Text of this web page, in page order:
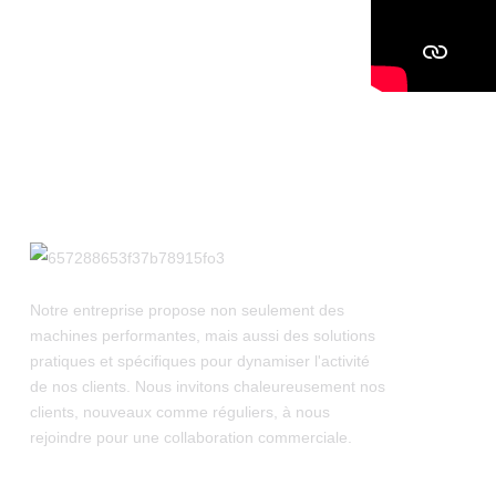
Notre entreprise propose non seulement des
machines performantes, mais aussi des solutions
pratiques et spécifiques pour dynamiser l'activité
de nos clients. Nous invitons chaleureusement nos
clients, nouveaux comme réguliers, à nous
rejoindre pour une collaboration commerciale.